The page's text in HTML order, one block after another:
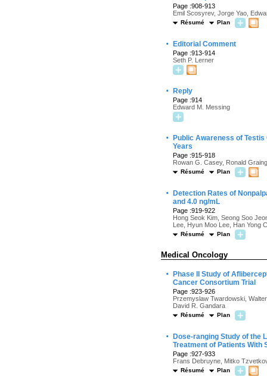
Page :908-913
Emil Scosyrev, Jorge Yao,
Résumé Plan
· Editorial Comment
Page :913-914
Seth P. Lerner
· Reply
Page :914
Edward M. Messing
·
Public Awareness of
Years
Page :915-918
Rowan G. Casey, Ronald
Résumé Plan
·
Detection Rates of
and 4.0 ng/mL
Page :919-922
Hong Seok Kim, Seong Soo
Lee, Hyun Moo Lee, Han Yong
Résumé Plan
Medical Oncology
·
Phase II Study of
Cancer Consortium Trial
Page :923-926
Przemyslaw Twardowski,
David R. Gandara
Résumé Plan
·
Dose-ranging Study of the
Treatment of Patients With
Page :927-933
Frans Debruyne, Mitko
Résumé Plan